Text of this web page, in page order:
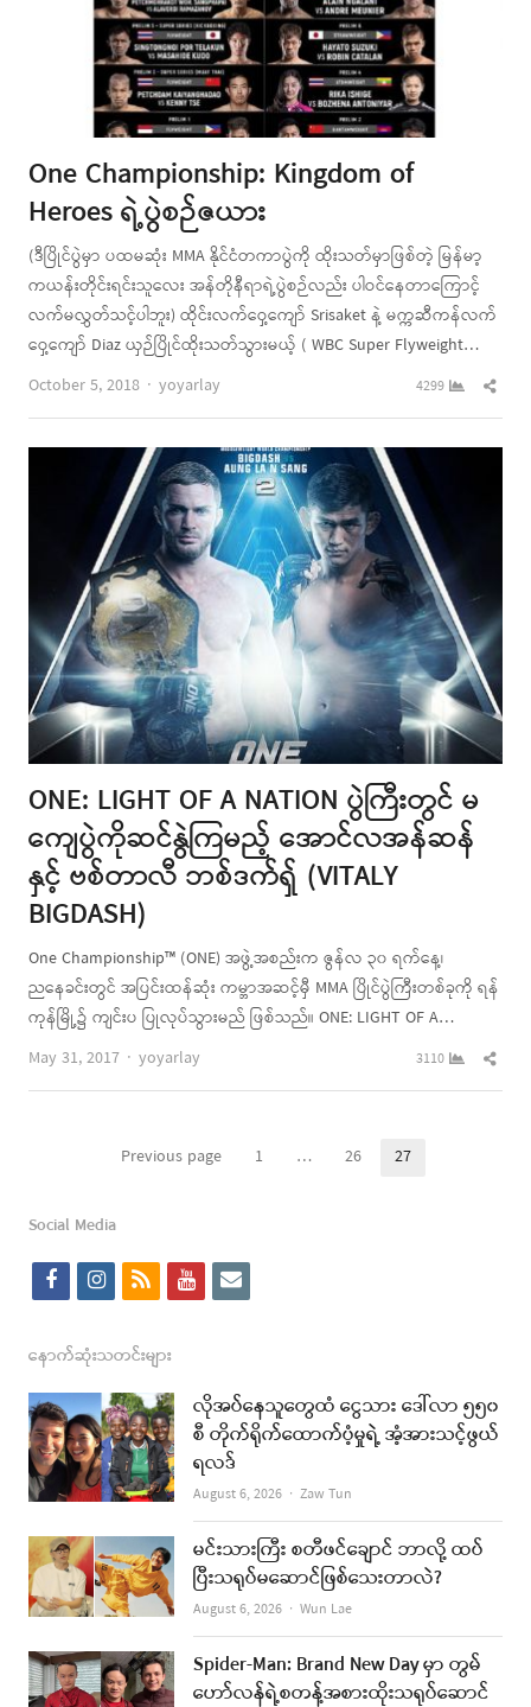
One Championship: Kingdom of
Heroes ရဲ့ပွဲစဉ်ဇယား
(ဒီပြိုင်ပွဲမှာ ပထမဆုံး MMA နိုင်ငံတကာပွဲကို ထိုးသတ်မှာဖြစ်တဲ့ မြန်မာ့
ကယန်းတိုင်းရင်းသူလေး အန်တိုနီရာရဲ့ပွဲစဉ်လည်း ပါဝင်နေတာကြောင့်
လက်မလွှတ်သင့်ပါဘူး) ထိုင်းလက်ဝှေ့ကျော် Srisaket နဲ့ မက္ကဆီကန်လက်
ဝှေ့ကျော် Diaz ယှဉ်ပြိုင်ထိုးသတ်သွားမယ့် ( WBC Super Flyweight…
October 5, 2018
Author
yoyarlay 4299
ONE: LIGHT OF A NATION ပွဲကြီးတွင် မ
ကျေပွဲကိုဆင်နွဲကြမည့် အောင်လအန်ဆန်
နှင့် ဗစ်တာလီ ဘစ်ဒက်ရှ် (VITALY
BIGDASH)
One Championship™ (ONE) အဖွဲ့အစည်းက ဇွန်လ ၃၀ ရက်နေ့၊
ညနေခင်းတွင် အပြင်းထန်ဆုံး ကမ္ဘာအဆင့်မှီ MMA ပြိုင်ပွဲကြီးတစ်ခုကို ရန်
ကုန်မြို့၌ ကျင်းပ ပြုလုပ်သွားမည် ဖြစ်သည်။ ONE: LIGHT OF A…
May 31, 2017
Author
yoyarlay 3110
Previous page Page
1 … Page
26 27
Social Media
f
c
e
b
o
o
k
i
s
t
a
g
r
a
m
r
s
y
t
u
b
e
e
l
နောက်ဆုံးသတင်းများ
လိုအပ်နေသူတွေထံ ငွေသား ဒေါ်လာ ၅၅၀
စီ တိုက်ရိုက်ထောက်ပံ့မှုရဲ့ အံ့အားသင့်ဖွယ်
ရလဒ်
August 6, 2026 Author
Zaw Tun
မင်းသားကြီး စတီဖင်ချောင် ဘာလို့ ထပ်
ပြီးသရုပ်မဆောင်ဖြစ်သေးတာလဲ?
August 6, 2026 Author
Wun Lae
Spider-Man: Brand New Day မှာ တွမ်
ဟော်လန်ရဲ့စတန့်အစားထိုးသရုပ်ဆောင်